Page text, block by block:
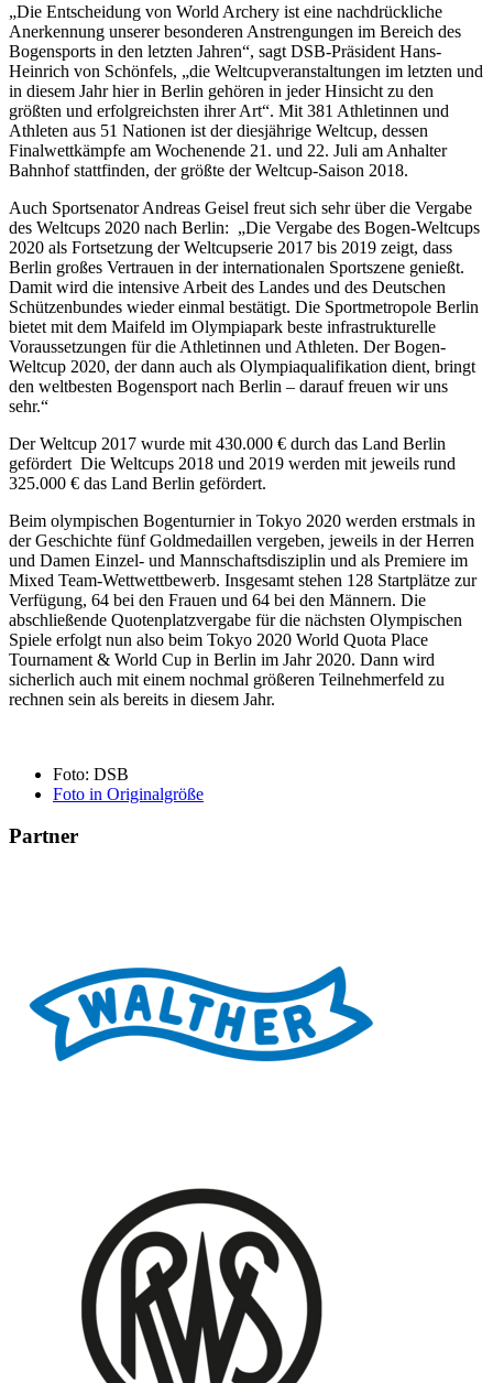
„Die Entscheidung von World Archery ist eine nachdrückliche
Anerkennung unserer besonderen Anstrengungen im Bereich des
Bogensports in den letzten Jahren“, sagt DSB-Präsident Hans-
Heinrich von Schönfels, „die Weltcupveranstaltungen im letzten und
in diesem Jahr hier in Berlin gehören in jeder Hinsicht zu den
größten und erfolgreichsten ihrer Art“. Mit 381 Athletinnen und
Athleten aus 51 Nationen ist der diesjährige Weltcup, dessen
Finalwettkämpfe am Wochenende 21. und 22. Juli am Anhalter
Bahnhof stattfinden, der größte der Weltcup-Saison 2018.
Auch Sportsenator Andreas Geisel freut sich sehr über die Vergabe
des Weltcups 2020 nach Berlin: „Die Vergabe des Bogen-Weltcups
2020 als Fortsetzung der Weltcupserie 2017 bis 2019 zeigt, dass
Berlin großes Vertrauen in der internationalen Sportszene genießt.
Damit wird die intensive Arbeit des Landes und des Deutschen
Schützenbundes wieder einmal bestätigt. Die Sportmetropole Berlin
bietet mit dem Maifeld im Olympiapark beste infrastrukturelle
Voraussetzungen für die Athletinnen und Athleten. Der Bogen-
Weltcup 2020, der dann auch als Olympiaqualifikation dient, bringt
den weltbesten Bogensport nach Berlin – darauf freuen wir uns
sehr.“
Der Weltcup 2017 wurde mit 430.000 € durch das Land Berlin
gefördert Die Weltcups 2018 und 2019 werden mit jeweils rund
325.000 € das Land Berlin gefördert.
Beim olympischen Bogenturnier in Tokyo 2020 werden erstmals in
der Geschichte fünf Goldmedaillen vergeben, jeweils in der Herren
und Damen Einzel- und Mannschaftsdisziplin und als Premiere im
Mixed Team-Wettwettbewerb. Insgesamt stehen 128 Startplätze zur
Verfügung, 64 bei den Frauen und 64 bei den Männern. Die
abschließende Quotenplatzvergabe für die nächsten Olympischen
Spiele erfolgt nun also beim Tokyo 2020 World Quota Place
Tournament & World Cup in Berlin im Jahr 2020. Dann wird
sicherlich auch mit einem nochmal größeren Teilnehmerfeld zu
rechnen sein als bereits in diesem Jahr.
Foto: DSB
Foto in Originalgröße
Partner